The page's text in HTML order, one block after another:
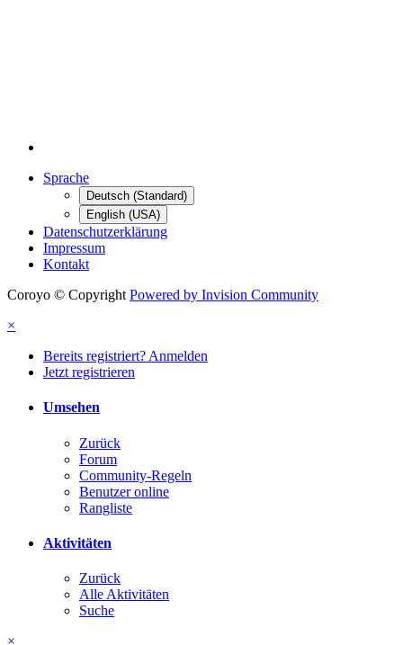
Sprache
Deutsch (Standard)
English (USA)
Datenschutzerklärung
Impressum
Kontakt
Coroyo © Copyright Powered by Invision Community
×
Bereits registriert? Anmelden
Jetzt registrieren
Umsehen
Zurück
Forum
Community-Regeln
Benutzer online
Rangliste
Aktivitäten
Zurück
Alle Aktivitäten
Suche
×